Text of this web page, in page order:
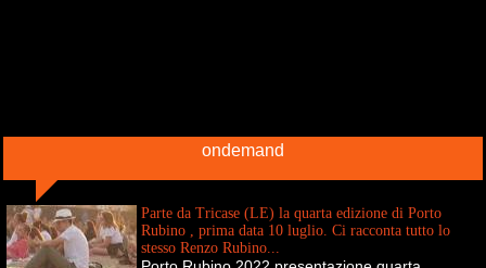
ondemand
Parte da Tricase (LE) la quarta edizione di Porto
Rubino , prima data 10 luglio. Ci racconta tutto lo
stesso Renzo Rubino...